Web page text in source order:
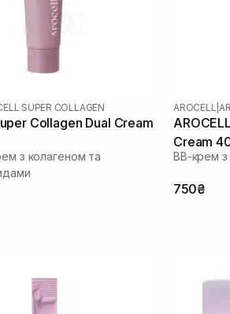
SUPER COLLAGEN
Collagen Dual Cream
з колагеном та
AROCELL
Cream
ВВ-крем з
750₴